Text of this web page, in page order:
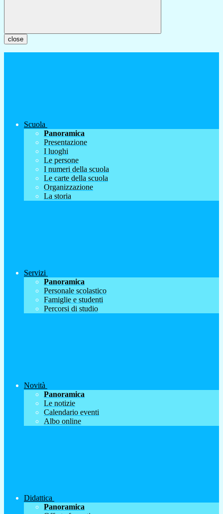
close
Scuola
Panoramica
Presentazione
I luoghi
Le persone
I numeri della scuola
Le carte della scuola
Organizzazione
La storia
Servizi
Panoramica
Personale scolastico
Famiglie e studenti
Percorsi di studio
Novità
Panoramica
Le notizie
Calendario eventi
Albo online
Didattica
Panoramica